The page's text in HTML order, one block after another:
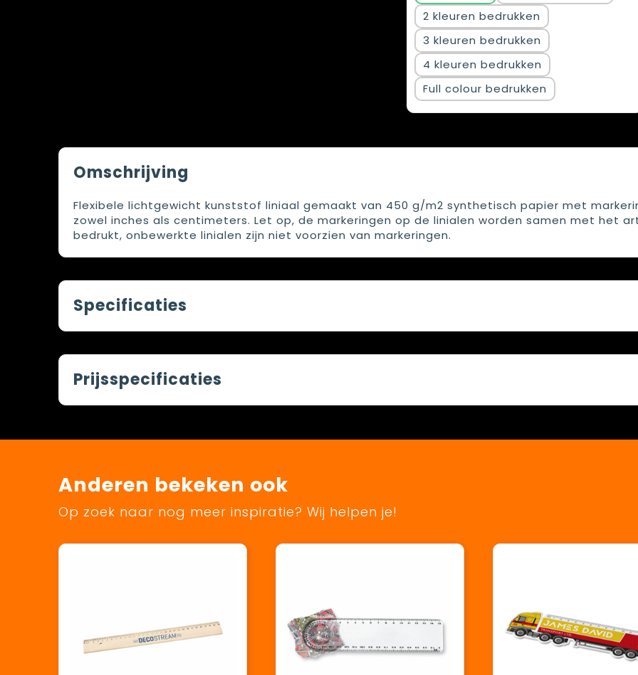
2
3
4
Full colour
Omschrijving
Flexibele lichtgewicht kunststof liniaal gemaakt van 450 g/m2 synthetisch papier met
zowel inches als centimeters. Let op, de markeringen op de linialen worden samen met het
bedrukt, onbewerkte linialen zijn niet voorzien van markeringen.
Specificaties
Prijsspecificaties
Anderen bekeken ook
Op zoek naar nog meer inspiratie? Wij helpen je!